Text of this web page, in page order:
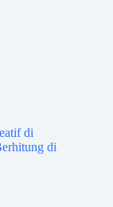
di
di